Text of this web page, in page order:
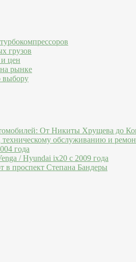
грузов
цен
рынке
выбору
От Никиты Хрущева до
техническому обслуживанию и
года
/ Hyundai ix20 c 2009 года
в проспект Степана Бандеры